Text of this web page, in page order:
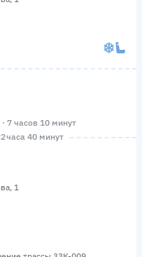
7 часов 10 минут
часа 40 минут
1